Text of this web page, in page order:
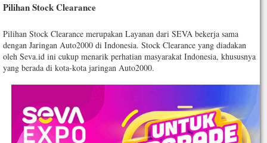
Pilihan Stock Clearance
Pilihan Stock Clearance merupakan Layanan dari SEVA bekerja sama
dengan Jaringan Auto2000 di Indonesia. Stock Clearance yang diadakan
oleh Seva.id ini cukup menarik perhatian masyarakat Indonesia, khususnya
yang berada di kota-kota jaringan Auto2000.